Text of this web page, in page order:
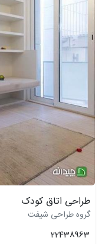
طراحی اتاق کودک
گروه طراحی شیفت
22438963